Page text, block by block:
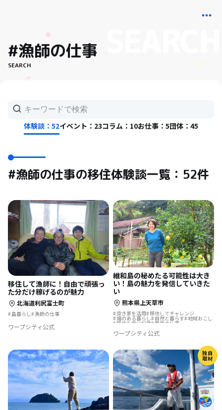
#漁師の仕事
SEARCH
体験談：52イベント：23コラム：10お仕事：5団体：45
#漁師の仕事の移住体験談一覧：52件
移住して漁師に！自由で頑張っ
た分だけ稼げるのが魅力
北海道利尻富士町
島暮らし 漁師の仕事
ワープシティ公式
維和島の秘めたる可能性は大き
い！島の魅力を発信していきた
い
熊本県上天草市
空き家を活用 移住してチャレンジ
畑のある暮らし 自然と暮らす 地域おこし
移住を機に起業 農業の仕事
島暮らし 漁師の仕事
ワープシティ公式
独自
取材